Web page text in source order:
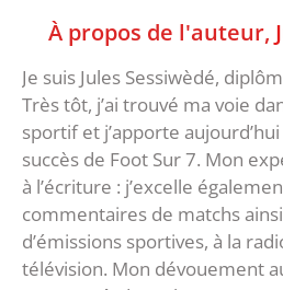
À propos de l'auteur,
Je suis Jules Sessiwèdé,
Très tôt, j’ai trouvé ma voie
sportif et j’apporte
succès de Foot Sur 7. Mon
à l’écriture : j’excelle
commentaires de matchs
d’émissions sportives, à la
télévision. Mon dévouement